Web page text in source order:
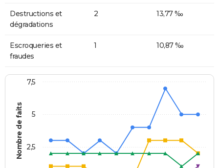
Destructions et
dégradations
2 13,77 ‰
Escroqueries et
fraudes
1 10,87 ‰
Nombre de faits 2,5
5
7,5